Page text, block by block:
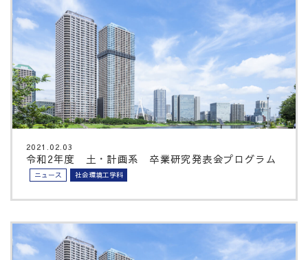
2021.02.03
令和2年度 土・計画系 卒業研究発表会プログラム
ニュース 社会環境工学科